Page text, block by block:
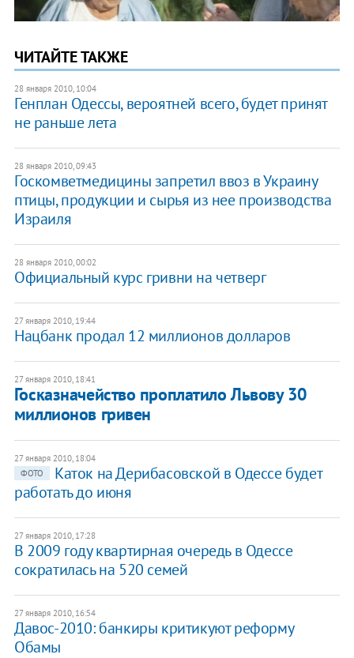
ЧИТАЙТЕ ТАКЖЕ
28 января 2010, 10:04
Генплан Одессы, вероятней всего, будет принят
не раньше лета
28 января 2010, 09:43
Госкомветмедицины запретил ввоз в Украину
птицы, продукции и сырья из нее производства
Израиля
28 января 2010, 00:02
Официальный курс гривни на четверг
27 января 2010, 19:44
Нацбанк продал 12 миллионов долларов
27 января 2010, 18:41
Госказначейство проплатило Львову 30
миллионов гривен
27 января 2010, 18:04
ФОТО
Каток на Дерибасовской в Одессе будет
работать до июня
27 января 2010, 17:28
В 2009 году квартирная очередь в Одессе
сократилась на 520 семей
27 января 2010, 16:54
Давос-2010: банкиры критикуют реформу
Обамы